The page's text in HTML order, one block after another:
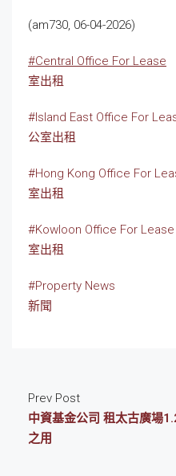
(am730, 06-04-2026)
#Central Office For Lease
室出租
#Island East Office For
公室出租
#Hong Kong Office For
室出租
#Kowloon Office For Lease
室出租
#Property News
新聞
Prev Post
中資基金公司 租太古廣場
之用